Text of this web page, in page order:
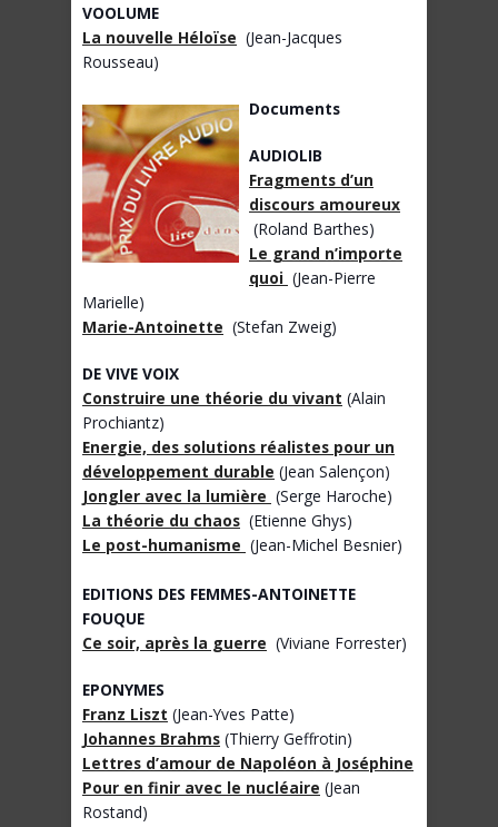
VOOLUME
La nouvelle Héloïse (Jean-Jacques
Rousseau)
Documents
AUDIOLIB
Fragments d’un
discours amoureux
(Roland Barthes)
Le grand n’importe
quoi (Jean-Pierre
Marielle)
Marie-Antoinette (Stefan Zweig)
DE VIVE VOIX
Construire une théorie du vivant (Alain
Prochiantz)
Energie, des solutions réalistes pour un
développement durable (Jean Salençon)
Jongler avec la lumière (Serge Haroche)
La théorie du chaos (Etienne Ghys)
Le post-humanisme (Jean-Michel Besnier)
EDITIONS DES FEMMES-ANTOINETTE
FOUQUE
Ce soir, après la guerre (Viviane Forrester)
EPONYMES
Franz Liszt (Jean-Yves Patte)
Johannes Brahms (Thierry Geffrotin)
Lettres d’amour de Napoléon à Joséphine
Pour en finir avec le nucléaire (Jean
Rostand)